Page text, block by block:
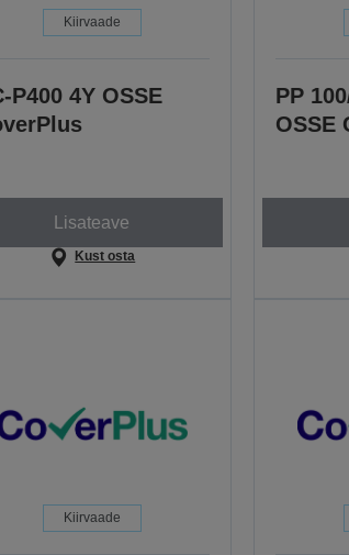
Kiirvaade
P400 4Y OSSE
Lisateave
Kust osta
PP
OSSE
Kiirvaade